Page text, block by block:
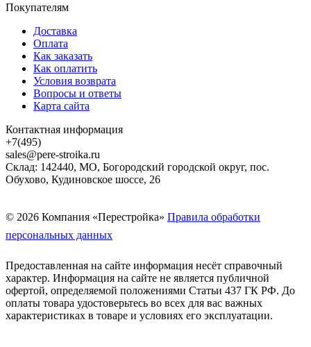
Покупателям
Доставка
Оплата
Как заказать
Как оплатить
Условия возврата
Вопросы и ответы
Карта сайта
Контактная информация
+7(495)
sales@pere-stroika.ru
Склад: 142440, МО, Богородский городской округ, пос.
Обухово, Кудиновское шоссе, 26
© 2026 Компания «Перестройка» Правила обработки
персональных данных
Предоставленная на сайте информация несёт справочный
характер. Информация на сайте не является публичной
офертой, определяемой положениями Статьи 437 ГК РФ. До
оплаты товара удостоверьтесь во всех для вас важных
характеристиках в товаре и условиях его эксплуатации.